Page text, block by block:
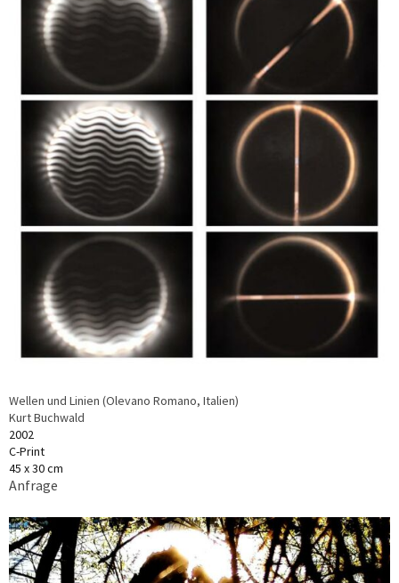
Wellen und Linien (Olevano Romano, Italien)
Kurt Buchwald
2002
C-Print
45 x 30 cm
Anfrage